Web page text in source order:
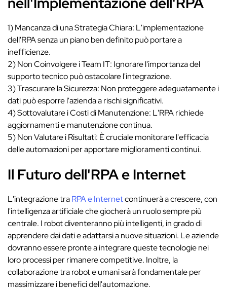
1) Mancanza di una Strategia Chiara: L'implementazione
dell'RPA senza un piano ben definito può portare a
inefficienze.
2) Non Coinvolgere i Team IT: Ignorare l'importanza del
supporto tecnico può ostacolare l'integrazione.
3) Trascurare la Sicurezza: Non proteggere adeguatamente i
dati può esporre l'azienda a rischi significativi.
4) Sottovalutare i Costi di Manutenzione: L'RPA richiede
aggiornamenti e manutenzione continua.
5) Non Valutare i Risultati: È cruciale monitorare l'efficacia
delle automazioni per apportare miglioramenti continui.
Il Futuro dell'RPA e Internet
L'integrazione traRPA e Internetcontinuerà a crescere, con
l'intelligenza artificiale che giocherà un ruolo sempre più
centrale. I robot diventeranno più intelligenti, in grado di
apprendere dai dati e adattarsi a nuove situazioni. Le aziende
dovranno essere pronte a integrare queste tecnologie nei
loro processi per rimanere competitive. Inoltre, la
collaborazione tra robot e umani sarà fondamentale per
massimizzare i benefici dell'automazione.